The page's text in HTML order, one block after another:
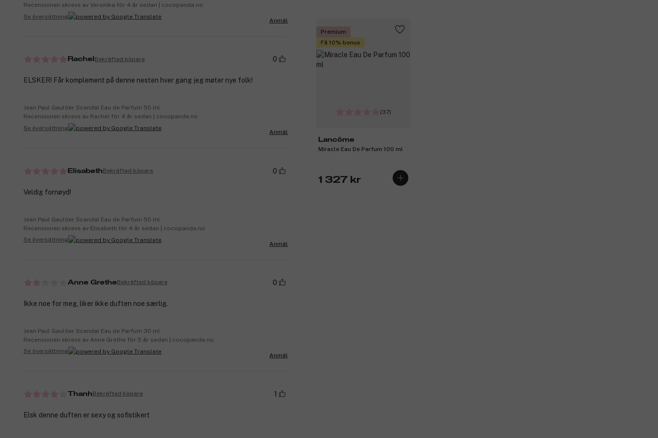
Premium
Få 10% bonus
(37)
Lancôme
Miracle Eau De Parfum 100 ml
1 327 kr
Recensionen skrevs av Veronika för 4 år sedan | cocopanda.no
Se översättning
Anmäl
Rachel Bekräftad köpare 0
ELSKER! Får komplement på denne nesten hver gang jeg møter nye folk!
Jean Paul Gaultier Scandal Eau de Parfum 50 ml
Recensionen skrevs av Rachel för 4 år sedan | cocopanda.no
Se översättning
Anmäl
ElisabethBekräftad köpare 0
Veldig fornøyd!
Jean Paul Gaultier Scandal Eau de Parfum 50 ml
Recensionen skrevs av Elisabeth för 4 år sedan | cocopanda.no
Se översättning
Anmäl
Anne GretheBekräftad köpare 0
Ikke noe for meg, liker ikke duften noe særlig.
Jean Paul Gaultier Scandal Eau de Parfum 30 ml
Recensionen skrevs av Anne Grethe för 5 år sedan | cocopanda.no
Se översättning
Anmäl
ThanhBekräftad köpare 1
Elsk denne duften er sexy og sofistikert